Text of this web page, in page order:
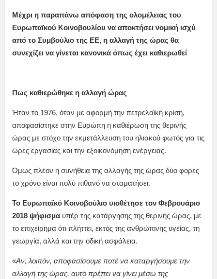
Μέχρι η παραπάνω απόφαση της ολομέλειας του
Ευρωπαϊκού Κοινοβουλίου να αποκτήσει νομική ισχύ
από το Συμβούλιο της ΕΕ, η αλλαγή της ώρας θα
συνεχίζει να γίνεται κανονικά όπως έχει καθιερωθεί
Πως καθιερώθηκε η αλλαγή ώρας
Ήταν το 1976, όταν με αφορμή την πετρελαϊκή κρίση,
αποφασίστηκε στην Ευρώπη η καθιέρωση της θερινής
ώρας με στόχο την εκμετάλλευση του ηλιακού φωτός για τις
ώρες εργασίας και την εξοικονόμηση ενέργειας.
Όμως πλέον η συνήθεια της αλλαγής της ώρας δύο φορές
το χρόνο είναι πολύ πιθανό να σταματήσει.
Το Ευρωπαϊκό Κοινοβούλιο υιοθέτησε τον Φεβρουάριο
2018 ψήφισμα υπέρ της κατάργησης της θερινής ώρας, με
το επιχείρημα ότι πλήττει, εκτός της ανθρώπινης υγείας, τη
γεωργία, αλλά και την οδική ασφάλεια.
«Αν, λοιπόν, αποφασίσουμε ποτέ να καταργήσουμε την
αλλαγή της ώρας, αυτό πρέπει να γίνει μέσω της